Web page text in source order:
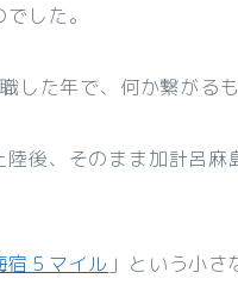
した。
した年で、何か繋がる
陸後、そのまま加計呂
宿５マイル 」という小さ